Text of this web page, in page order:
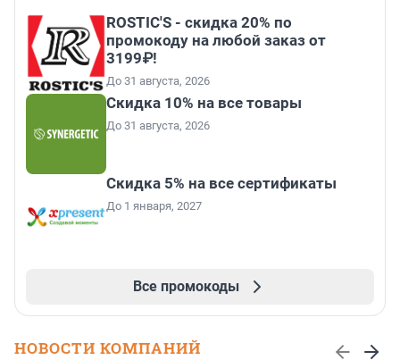
ROSTIC'S - скидка 20% по
промокоду на любой заказ от
3199₽!
До 31 августа, 2026
Скидка 10% на все товары
До 31 августа, 2026
Скидка 5% на все сертификаты
До 1 января, 2027
Все промокоды
НОВОСТИ КОМПАНИЙ